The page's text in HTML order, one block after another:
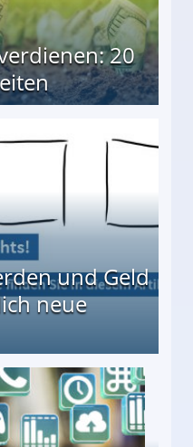
20
und Geld
neue